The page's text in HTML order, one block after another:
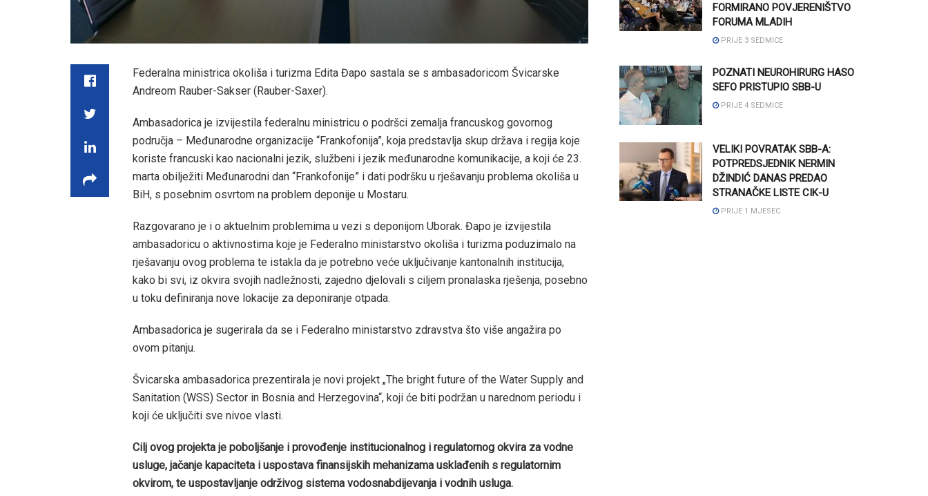
Federalna ministrica okoliša i turizma Edita Đapo sastala se s ambasadoricom Švicarske
Andreom Rauber-Sakser (Rauber-Saxer).
Ambasadorica je izvijestila federalnu ministricu o podršci zemalja francuskog govornog
područja – Međunarodne organizacije “Frankofonija”, koja predstavlja skup država i regija koje
koriste francuski kao nacionalni jezik, službeni i jezik međunarodne komunikacije, a koji će 23.
marta obilježiti Međunarodni dan “Frankofonije” i dati podršku u rješavanju problema okoliša u
BiH, s posebnim osvrtom na problem deponije u Mostaru.
Razgovarano je i o aktuelnim problemima u vezi s deponijom Uborak. Đapo je izvijestila
ambasadoricu o aktivnostima koje je Federalno ministarstvo okoliša i turizma poduzimalo na
rješavanju ovog problema te istakla da je potrebno veće uključivanje kantonalnih institucija,
kako bi svi, iz okvira svojih nadležnosti, zajedno djelovali s ciljem pronalaska rješenja, posebno
u toku definiranja nove lokacije za deponiranje otpada.
Ambasadorica je sugerirala da se i Federalno ministarstvo zdravstva što više angažira po
ovom pitanju.
Švicarska ambasadorica prezentirala je novi projekt „The bright future of the Water Supply and
Sanitation (WSS) Sector in Bosnia and Herzegovina“, koji će biti podržan u narednom periodu i
koji će uključiti sve nivoe vlasti.
Cilj ovog projekta je poboljšanje i provođenje institucionalnog i regulatornog okvira za vodne
usluge, jačanje kapaciteta i uspostava finansijskih mehanizama usklađenih s regulatornim
okvirom, te uspostavljanje održivog sistema vodosnabdijevanja i vodnih usluga.
FORMIRANO POVJERENIŠTVO
FORUMA MLADIH
PRIJE 3 SEDMICE
POZNATI NEUROHIRURG HASO
SEFO PRISTUPIO SBB-U
PRIJE 4 SEDMICE
VELIKI POVRATAK SBB-A:
POTPREDSJEDNIK NERMIN
DŽINDIĆ DANAS PREDAO
STRANAČKE LISTE CIK-U
PRIJE 1 MJESEC